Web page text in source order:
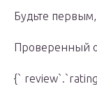
Будьте
Проверенный
{`